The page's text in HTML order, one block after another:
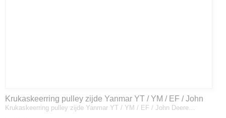
Krukaskeerring pulley zijde Yanmar YT / YM / EF / John
Deere - 119934-01800
Krukaskeerring pulley zijde Yanmar YT / YM / EF / John Deere…